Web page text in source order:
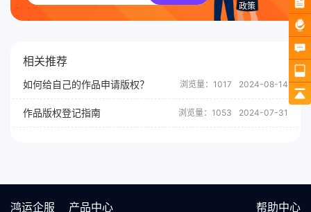
政策
相关推荐
如何给自己的作品申请版权？ 浏览量：1017 2024-08-14
作品版权登记指南 浏览量：1053 2024-07-31
鸿运企服 产品中心 帮助中心